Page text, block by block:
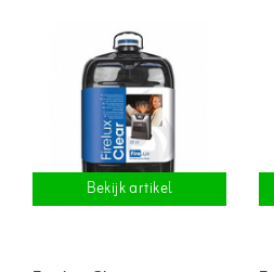
Bekijk artikel